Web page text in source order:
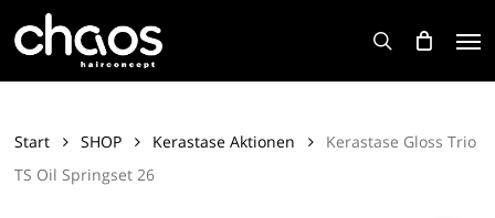
search
Start SHOP Kerastase Aktionen
Kerastase Gloss Trio
TS Oil Springset 26